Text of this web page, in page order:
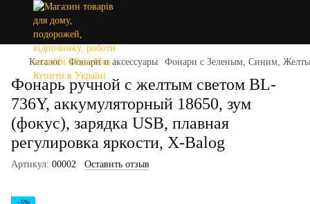
Каталог Фонари и аксессуары Фонари с Зеленым, Синим,
Фонарь ручной с желтым светом BL-
736Y, аккумуляторный 18650, зум
(фокус), зарядка USB, плавная
регулировка яркости, X-Balog
Артикул: 00002 Оставить отзыв
−5%